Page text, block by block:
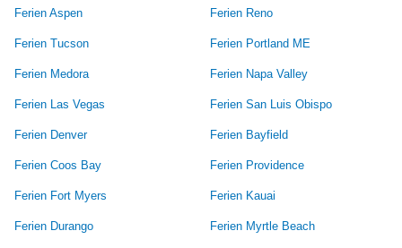
Ferien Aspen Ferien Reno
Ferien Tucson Ferien Portland ME
Ferien Medora Ferien Napa Valley
Ferien Las Vegas Ferien San Luis Obispo
Ferien Denver Ferien Bayfield
Ferien Coos Bay Ferien Providence
Ferien Fort Myers Ferien Kauai
Ferien Durango Ferien Myrtle Beach